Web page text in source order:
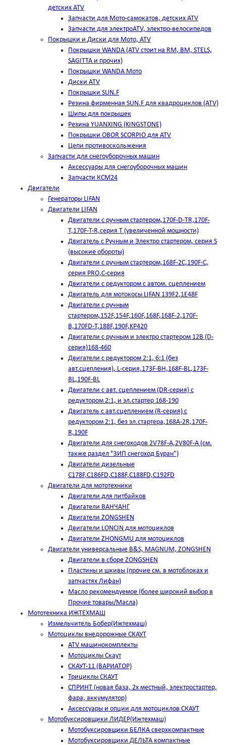
детских ATV
Запчасти для Мото-самокатов, детских ATV
Запчасти для электроATV, электро-велосипедов
Покрышки и Диски для Мото, ATV
Покрышки WANDA (АТV стоит на RM, BM, STELS,
SAGITTA и прочих)
Покрышки WANDA Мото
Диски ATV
Покрышки SUN.F
Резина фирменная SUN.F для квадроциклов (АТV)
Шипы для покрышек
Резина YUANXING (KINGSTONE)
Покрышки OBOR SCORPIO для ATV
Цепи противоскольжения
Запчасти для снегоуборочных машин
Аксессуары для снегоуборочных машин
Запчасти КСМ24
Двигатели
Генераторы LIFAN
Двигатели LIFAN
Двигатели с ручным стартером,170F-D-TR,170F-
T,170F-T-R,серия Т (увеличенной мощности)
Двигатель с Ручным и Электро стартером, серия S
(высокие обороты)
Двигатели с ручным стартером,168F-2C,190F-C,
серия PRO,C-серия
Двигатели с редуктором с автом. сцеплением
Двигатель для мотокосы LIFAN 139F2,1E48F
Двигатели с ручным
стартером,152F,154F,160F,168F,168F-2,170F-
B,170FD-T,188F,190F,KP420
Двигатели с ручным и электро стартером 12В (D-
серия)168-460
Двигатели с редуктором 2:1, 6:1 (без
авт.сцепления), L-серия,173F-BH,168F-BL,173F-
BL,190F-BL
Двигатели с авт. сцеплением (DR-серия) с
редуктором 2:1, и эл.стартер 168-190
Двигатель с авт.сцеплением (R-серия) с
редуктором 2:1, без эл.стартера,168А-2R,170F-
R,190F
Двигатели для снегоходов 2V78F-A,2V80F-A (см.
также раздел "ЗИП снегоход Буран")
Двигатели дизельные
C178F,С186FD,C188F,C188FD,C192FD
Двигатели для мототехники
Двигатели для питбайков
Двигатели ВАНЧАНГ
Двигатели ZONGSHEN
Двигатели LONCIN для мотоциклов
Двигатели ZHONGMU для мотоциклов
Двигатели универсальные B&S, MAGNUM, ZONGSHEN
Двигатели в сборе ZONGSHEN
Пластины и шкивы (прочие см. в мотоблоках и
запчастях Лифан)
Масло рекомендуемое (более широкий выбор в
Прочие товары/Масла)
Мототехника ИЖТЕХМАШ
Измельчитель Бобер(Ижтехмаш)
Мотоциклы внедорожные СКАУТ
ATV машинокомплекты
Мотоциклы Скаут
СКАУТ-11 (ВАРИАТОР)
Трициклы СКАУТ
СПРИНТ (новая база, 2х местный, электростартер,
фара, аккумулятор)
Аксессуары и опции для мотоциклов СКАУТ
Мотобуксировщики ЛИДЕР(Ижтехмаш)
Мотобуксировщики БЕЛКА сверхкомпактные
Мотобуксировщики ДЕЛЬТА компактные